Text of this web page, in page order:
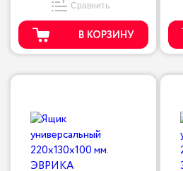
Сравнить
В КОРЗИНУ